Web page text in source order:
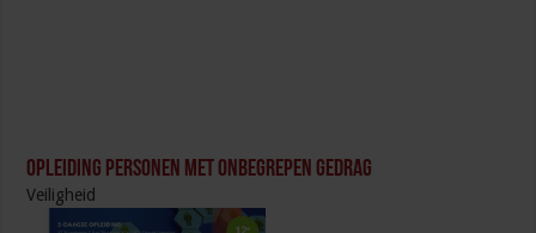
Opleiding Personen met onbegrepen gedrag
Veiligheid